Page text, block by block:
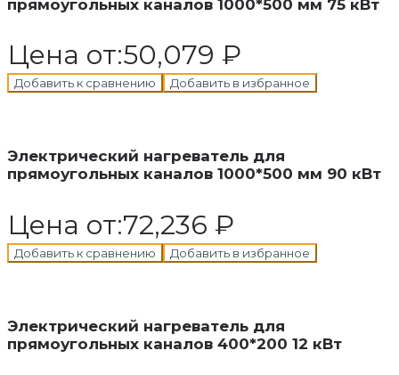
прямоугольных каналов 1000*500 мм 75 кВт
Цена от:50,079 ₽
Добавить к сравнению Добавить в избранное
Электрический нагреватель для
прямоугольных каналов 1000*500 мм 90 кВт
Цена от:72,236 ₽
Добавить к сравнению Добавить в избранное
Электрический нагреватель для
прямоугольных каналов 400*200 12 кВт